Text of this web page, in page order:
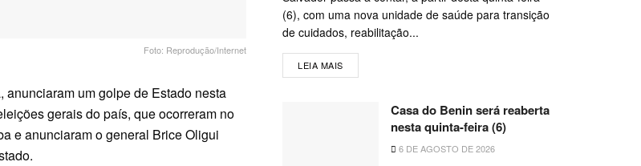
Foto: Reprodução/Internet
um golpe de Estado nesta
gerais do país, que ocorreram no
e anunciaram o general Brice Oligui
(6), com uma nova unidade de saúde para transição
de cuidados, reabilitação...
LEIA MAIS
Casa do Benin será reaberta
nesta quinta-feira (6)
6 DE AGOSTO DE 2026